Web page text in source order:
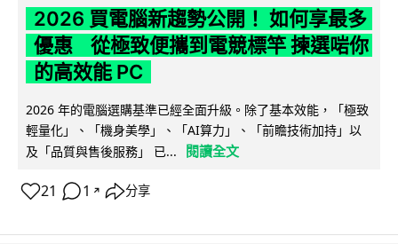
2026 買電腦新趨勢公開！ 如何享最多
優惠 從極致便攜到電競標竿 揀選啱你
的高效能 PC
2026 年的電腦選購基準已經全面升級。除了基本效能，「極致
輕量化」、「機身美學」、「AI算力」、「前瞻技術加持」以
及「品質與售後服務」 已...
閱讀全文
21 1 ↗ 分享